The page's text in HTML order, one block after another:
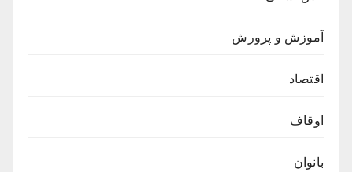
آموزش و پرورش
اقتصاد
اوقاف
بانوان